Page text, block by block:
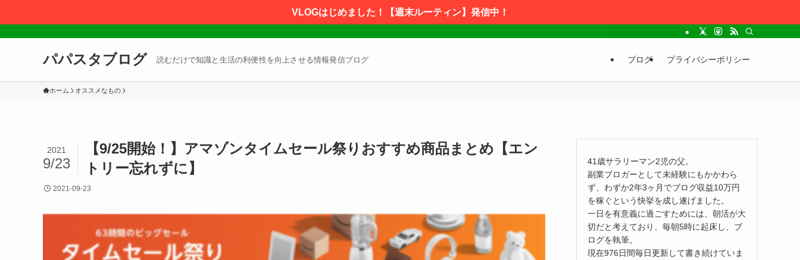
VLOGはじめました！【週末ルーティン】発信中！
パパスタブログ 読むだけで知識と生活の利便性を向上させる情報発信ブログ ブログ プライバシーポリシー
ホーム オススメなもの
【9/25開始！】アマゾンタイムセール祭りおすすめ商品まとめ【エン
トリー忘れずに】
2021
9/23
2021-09-23
41歳サラリーマン2児の父。
副業ブロガーとして未経験にもかかわら
ず、わずか2年3ヶ月でブログ収益10万円
を稼ぐという快挙を成し遂げました。
一日を有意義に過ごすためには、朝活が大
切だと考えており、毎朝5時に起床し、ブ
ログを執筆。
現在976日間毎日更新して書き続けていま